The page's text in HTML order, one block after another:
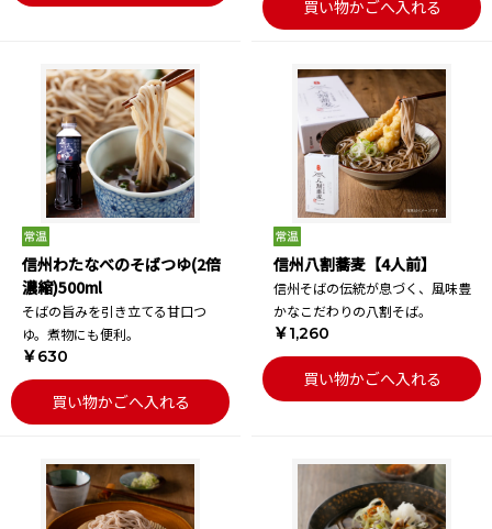
買い物かごへ入れる
信州わたなべのそばつゆ(2倍
濃縮)500ml
そばの旨みを引き立てる甘口つ
ゆ。煮物にも便利。
￥630
買い物かごへ入れる
信州八割蕎麦【4人前】
信州そばの伝統が息づく、風味豊
かなこだわりの八割そば。
￥1,260
買い物かごへ入れる